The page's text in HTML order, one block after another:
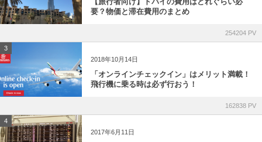
要？物価と滞在費用のまとめ
254204 PV
3
2018年10月14日
「オンラインチェックイン」はメリット満載！
飛行機に乗る時は必ず行おう！
162838 PV
4
2017年6月11日